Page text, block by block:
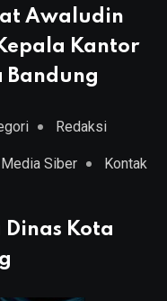
Awaludin
Kantor
Bandung
Redaksi
Siber Kontak
Kota